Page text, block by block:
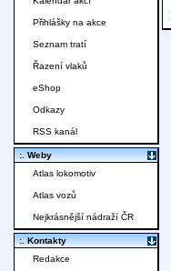
Přihlášky na akce
Seznam tratí
Řazení vlaků
eShop
Odkazy
RSS kanál
:. Weby
Atlas lokomotiv
Atlas vozů
Nejkrásnější nádraží ČR
:. Kontakty
Redakce